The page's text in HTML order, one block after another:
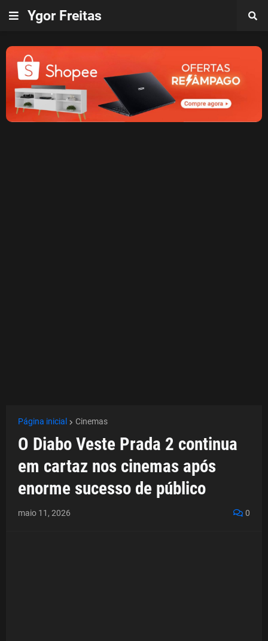
Ygor Freitas
Página inicial Cinemas
O Diabo Veste Prada 2 continua
em cartaz nos cinemas após
enorme sucesso de público
maio 11, 2026 0